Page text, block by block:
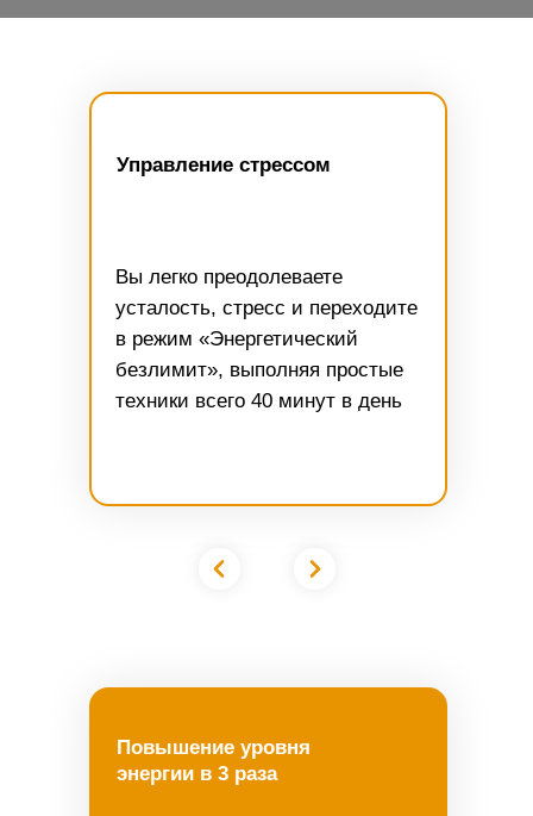
Управление стрессом
Вы легко преодолеваете
усталость, стресс и переходите
в режим «Энергетический
безлимит», выполняя простые
техники всего 40 минут в день
Повышение уровня
энергии в 3 раза